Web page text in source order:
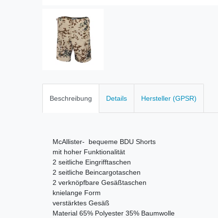
Beschreibung Details Hersteller (GPSR)
McAllister- bequeme BDU Shorts
mit hoher Funktionalität
2 seitliche Eingrifftaschen
2 seitliche Beincargotaschen
2 verknöpfbare Gesäßtaschen
knielange Form
verstärktes Gesäß
Material 65% Polyester 35% Baumwolle